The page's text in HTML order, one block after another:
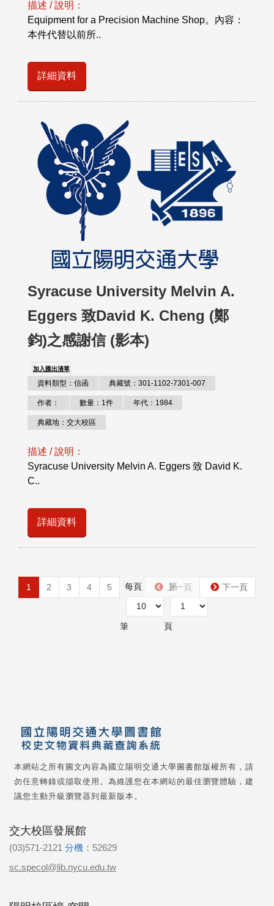
描述 / 說明：
Equipment for a Precision Machine Shop。內容：
本件代替以前所..
詳細資料
Syracuse University Melvin A.
Eggers 致David K. Cheng (鄭
鈞)之感謝信 (影本)
加入匯出清單
資料類型：信函 典藏號：301-1102-7301-007
作者： 數量：1件 年代：1984
典藏地：交大校區
描述 / 說明：
Syracuse University Melvin A. Eggers 致 David K.
C..
詳細資料
1 2 3 4 5 每頁
筆
第
頁
上一頁 下一頁
本網站之所有圖文內容為國立陽明交通大學圖書館版權所有，請
勿任意轉錄或擷取使用。為維護您在本網站的最佳瀏覽體驗，建
議您主動升級瀏覽器到最新版本。
交大校區發展館
(03)571-2121 分機： 52629
sc.specol@lib.nycu.edu.tw